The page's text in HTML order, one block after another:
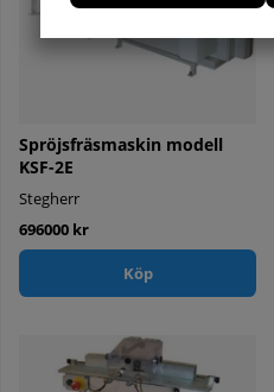
Spröjsfräsmaskin modell
KSF-2E
Stegherr
696000 kr
Köp